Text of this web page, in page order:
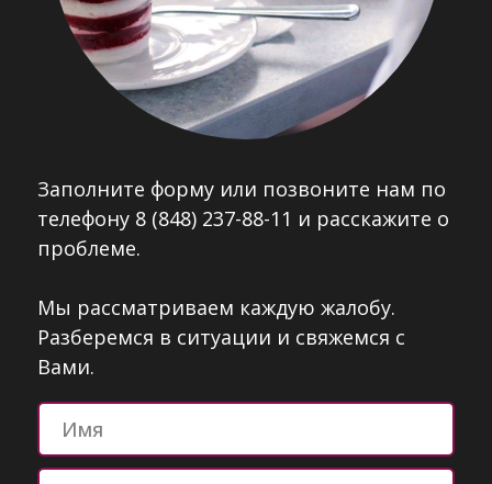
Заполните форму или позвоните нам по
телефону 8 (848) 237-88-11 и расскажите о
проблеме.
Мы рассматриваем каждую жалобу.
Разберемся в ситуации и свяжемся с
Вами.